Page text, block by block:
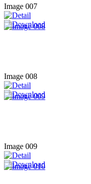
Image 007
Image 008
Image 009